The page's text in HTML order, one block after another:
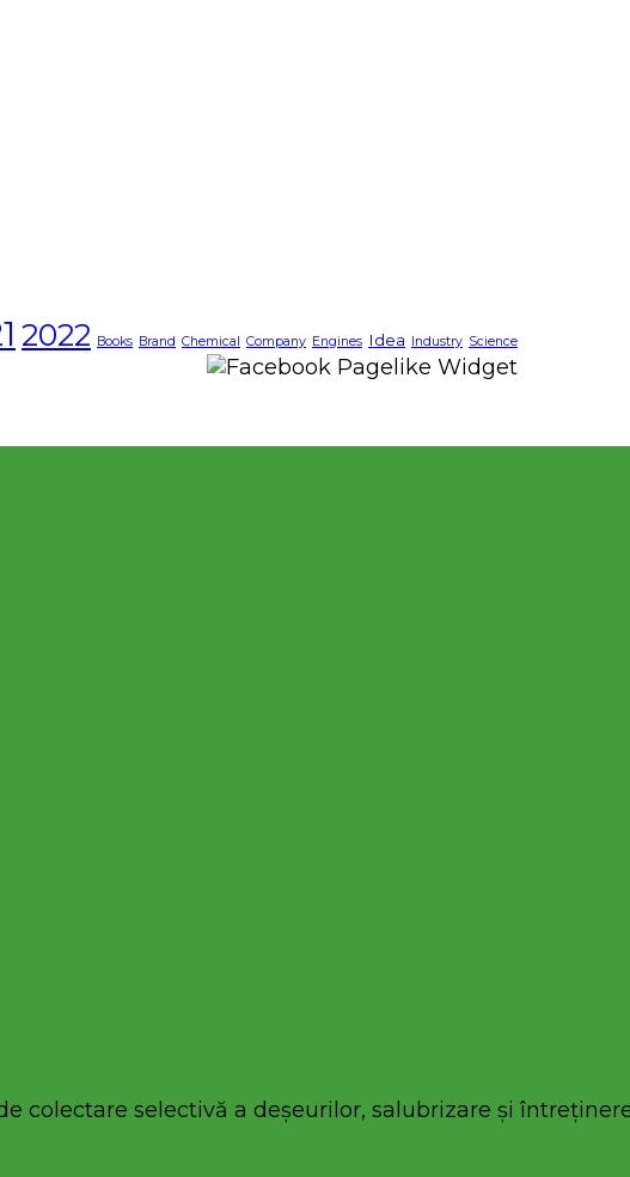
2022 Books Brand Chemical Company Engines Idea Industry Science
colectare selectivă a deșeurilor, salubrizare și